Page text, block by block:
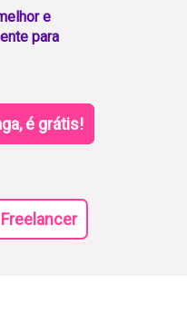
e
para
é grátis!